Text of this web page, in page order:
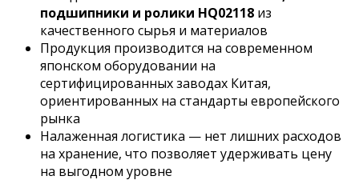
подшипники и ролики HQ02118 из
качественного сырья и материалов
Продукция производится на современном
японском оборудовании на
сертифицированных заводах Китая,
ориентированных на стандарты европейского
рынка
Налаженная логистика — нет лишних расходов
на хранение, что позволяет удерживать цену
на выгодном уровне